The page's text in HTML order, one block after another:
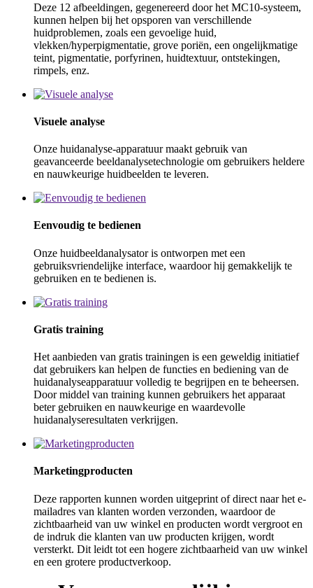
Deze 12 afbeeldingen, gegenereerd door het MC10-systeem,
kunnen helpen bij het opsporen van verschillende
huidproblemen, zoals een gevoelige huid,
vlekken/hyperpigmentatie, grove poriën, een ongelijkmatige
teint, pigmentatie, porfyrinen, huidtextuur, ontstekingen,
rimpels, enz.
Visuele analyse
Onze huidanalyse-apparatuur maakt gebruik van
geavanceerde beeldanalysetechnologie om gebruikers heldere
en nauwkeurige huidbeelden te leveren.
Eenvoudig te bedienen
Onze huidbeeldanalysator is ontworpen met een
gebruiksvriendelijke interface, waardoor hij gemakkelijk te
gebruiken en te bedienen is.
Gratis training
Het aanbieden van gratis trainingen is een geweldig initiatief
dat gebruikers kan helpen de functies en bediening van de
huidanalyseapparatuur volledig te begrijpen en te beheersen.
Door middel van training kunnen gebruikers het apparaat
beter gebruiken en nauwkeurige en waardevolle
huidanalyseresultaten verkrijgen.
Marketingproducten
Deze rapporten kunnen worden uitgeprint of direct naar het e-
mailadres van klanten worden verzonden, waardoor de
zichtbaarheid van uw winkel en producten wordt vergroot en
de indruk die klanten van uw producten krijgen, wordt
versterkt. Dit leidt tot een hogere zichtbaarheid van uw winkel
en een grotere productverkoop.